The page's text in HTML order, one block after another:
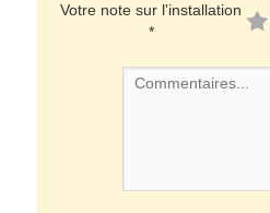
Votre note sur l'installation
*